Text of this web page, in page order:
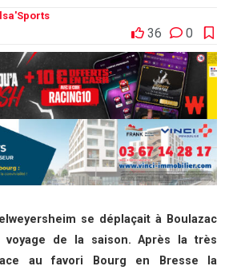
36 0
se déplaçait à Boulazac
de la saison. Après la très
au favori Bourg en Bresse la